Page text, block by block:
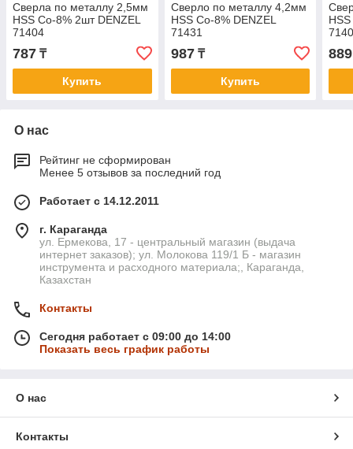
Сверла по металлу 2,5мм
HSS Co-8% 2шт DENZEL
71404
787 ₸
Купить
Сверло по металлу 4,2мм
HSS Co-8% DENZEL
71431
987₸
Купить
889
О нас
Рейтинг не сформирован
Менее 5 отзывов за последний год
Работает с 14.12.2011
г. Караганда
ул. Ермекова, 17 - центральный магазин (выдача
интернет заказов); ул. Молокова 119/1 Б - магазин
инструмента и расходного материала;, Караганда,
Казахстан
Контакты
Сегодня работает с 09:00 до 14:00
Показать весь график работы
О нас
Контакты